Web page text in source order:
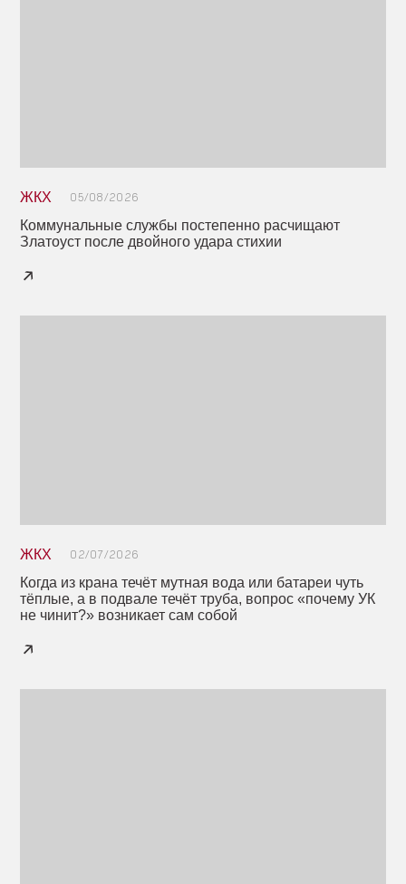
ЖКХ 05/08/2026
Коммунальные службы постепенно расчищают
Златоуст после двойного удара стихии
ЖКХ 02/07/2026
Когда из крана течёт мутная вода или батареи чуть
тёплые, а в подвале течёт труба, вопрос «почему УК
не чинит?» возникает сам собой